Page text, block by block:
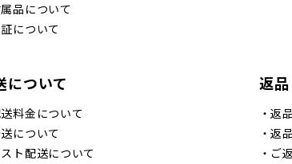
品について
について
について
料金について
について
ト配送について
返
・返
・返
・ ご